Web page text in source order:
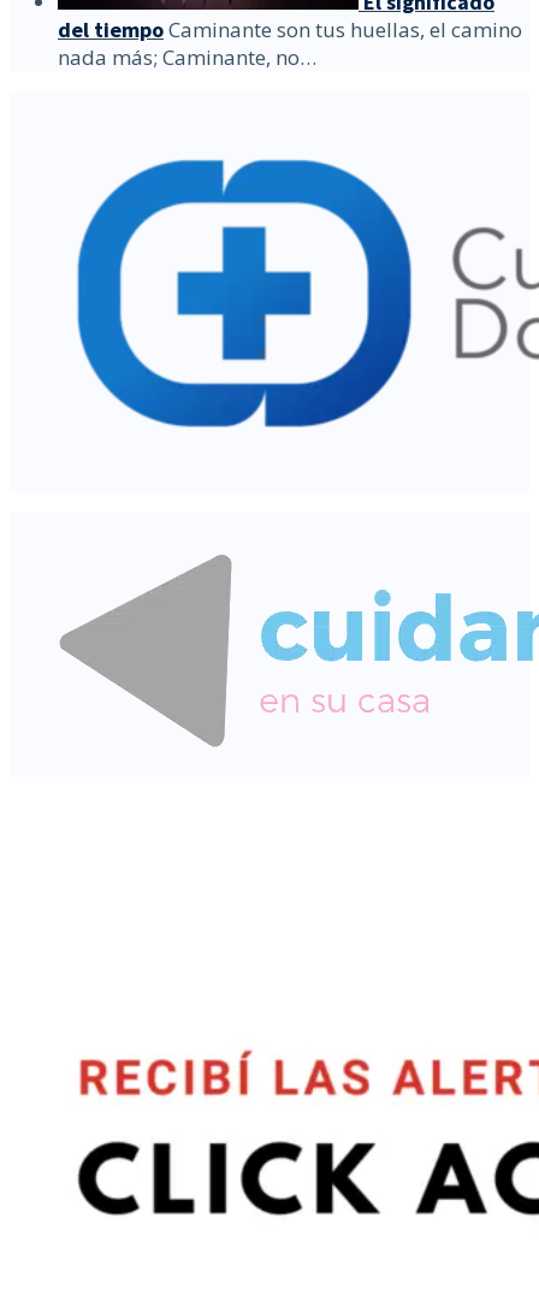
del tiempoCaminante son tus huellas, el camino
nada más; Caminante, no…